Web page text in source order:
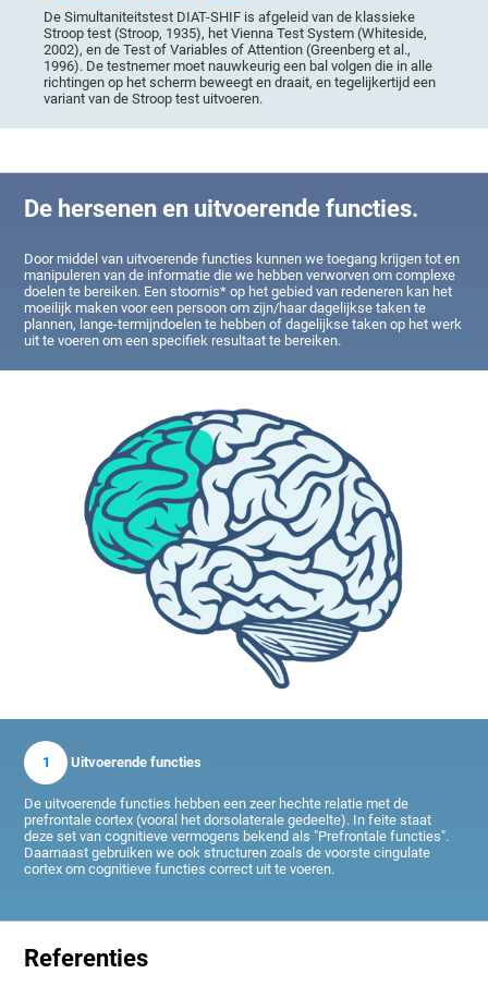
De Simultaniteitstest DIAT-SHIF is afgeleid van de klassieke
Stroop test (Stroop, 1935), het Vienna Test System (Whiteside,
2002), en de Test of Variables of Attention (Greenberg et al.,
1996). De testnemer moet nauwkeurig een bal volgen die in alle
richtingen op het scherm beweegt en draait, en tegelijkertijd een
variant van de Stroop test uitvoeren.
De hersenen en uitvoerende functies.
Door middel van uitvoerende functies kunnen we toegang krijgen tot en
manipuleren van de informatie die we hebben verworven om complexe
doelen te bereiken. Een stoornis* op het gebied van redeneren kan het
moeilijk maken voor een persoon om zijn/haar dagelijkse taken te
plannen, lange-termijndoelen te hebben of dagelijkse taken op het werk
uit te voeren om een specifiek resultaat te bereiken.
1 Uitvoerende functies
De uitvoerende functies hebben een zeer hechte relatie met de
prefrontale cortex (vooral het dorsolaterale gedeelte). In feite staat
deze set van cognitieve vermogens bekend als "Prefrontale functies".
Daarnaast gebruiken we ook structuren zoals de voorste cingulate
cortex om cognitieve functies correct uit te voeren.
Referenties